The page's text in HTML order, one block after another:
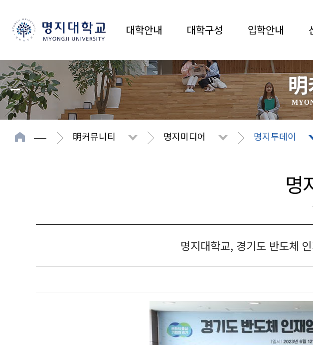
대학안내 대학구성 입학안내
明
明커뮤니티 명지미디어 명지투데이
명
명지대학교, 경기도 반도체